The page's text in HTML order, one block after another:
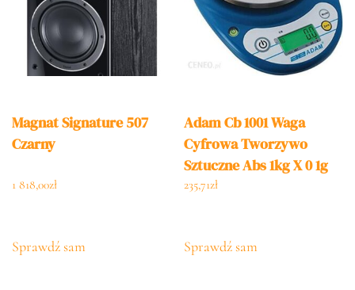
Magnat Signature 507
Czarny
1 818,00zł
Sprawdź sam
Adam Cb 1001 Waga
Cyfrowa Tworzywo
Sztuczne Abs 1kg X 0 1g
235,71zł
Sprawdź sam